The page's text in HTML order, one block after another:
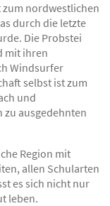
zum nordwestlichen
durch die letzte
Die Probstei
mit ihren
Windsurfer
selbst ist zum
und
zu ausgedehnten
Region mit
allen Schularten
es sich nicht nur
leben.